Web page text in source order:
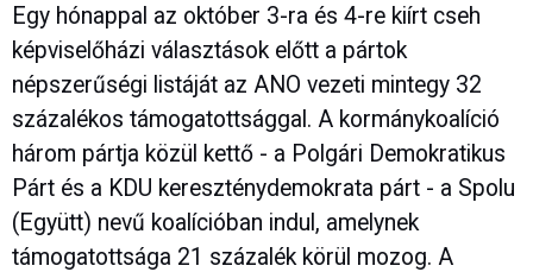
Egy hónappal az október 3-ra és 4-re kiírt cseh
képviselőházi választások előtt a pártok
népszerűségi listáját az ANO vezeti mintegy 32
százalékos támogatottsággal. A kormánykoalíció
három pártja közül kettő - a Polgári Demokratikus
Párt és a KDU kereszténydemokrata párt - a Spolu
(Együtt) nevű koalícióban indul, amelynek
támogatottsága 21 százalék körül mozog. A